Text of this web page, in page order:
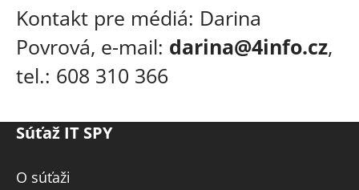
Kontakt pre médiá: Darina
Povrová, e-mail: darina@4info.cz,
tel.: 608 310 366
Súťaž IT SPY
O súťaži